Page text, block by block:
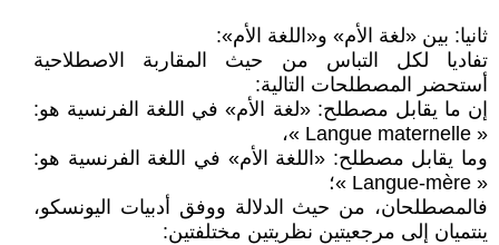
ثانيا: بين «لغة الأم» و«اللغة الأم»:
تفاديا لكل التباس من حيث المقاربة الاصطلاحية
أستحضر المصطلحات التالية:
إن ما يقابل مصطلح: «لغة الأم» في اللغة الفرنسية هو:
« Langue maternelle »،
وما يقابل مصطلح: «اللغة الأم» في اللغة الفرنسية هو:
« Langue-mère »؛
فالمصطلحان، من حيث الدلالة ووفق أدبيات اليونسكو،
ينتميان إلى مرجعيتين نظريتين مختلفتين: